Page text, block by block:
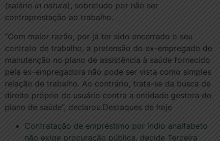
(salário in natura), sobretudo por não ser
contraprestação ao trabalho.
“Com maior razão, por já ter sido encerrado o seu
contrato de trabalho, a pretensão do ex-empregado de
manutenção no plano de assistência à saúde fornecido
pela ex-empregadora não pode ser vista como simples
relação de trabalho. Ao contrário, trata-se da busca de
direito próprio de usuário contra a entidade gestora do
plano de saúde”, declarou.​​Destaques de hoje
Contratação de empréstimo por índio analfabeto
não exige procuração pública, decide Terceira